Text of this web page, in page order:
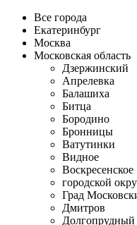
Все города
Екатеринбург
Москва
Московская область
Дзержинский
Апрелевка
Балашиха
Битца
Бородино
Бронницы
Ватутинки
Видное
Воскресенское
городской
Град
Дмитров
Долгопрудный